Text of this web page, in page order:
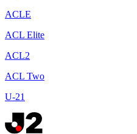
ACLE
ACL Elite
ACL2
ACL Two
U-21